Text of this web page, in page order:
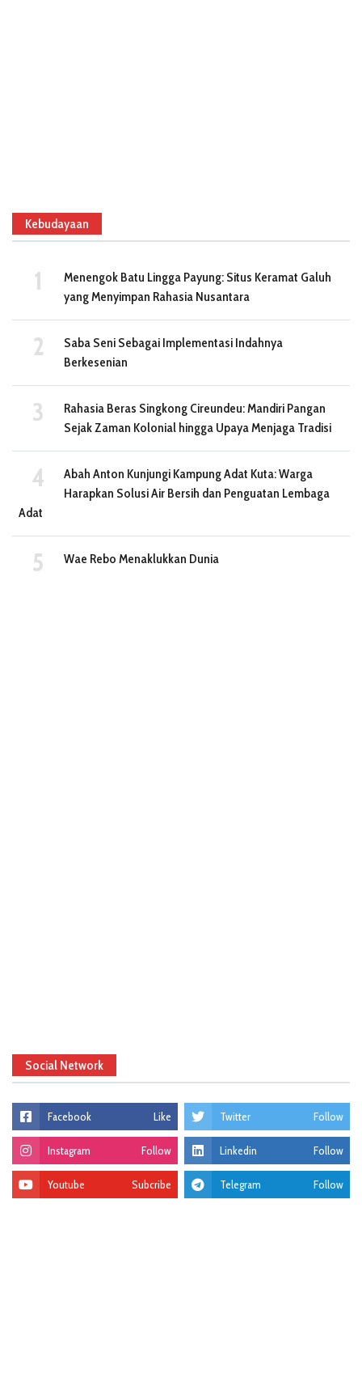
Kebudayaan
Menengok Batu Lingga Payung: Situs Keramat Galuh
yang Menyimpan Rahasia Nusantara
Saba Seni Sebagai Implementasi Indahnya
Berkesenian
Rahasia Beras Singkong Cireundeu: Mandiri Pangan
Sejak Zaman Kolonial hingga Upaya Menjaga Tradisi
Abah Anton Kunjungi Kampung Adat Kuta: Warga
Harapkan Solusi Air Bersih dan Penguatan Lembaga
Adat
Wae Rebo Menaklukkan Dunia
Social Network
Facebook Like Twitter Follow
Instagram Follow Linkedin Follow
Youtube Subcribe Telegram Follow